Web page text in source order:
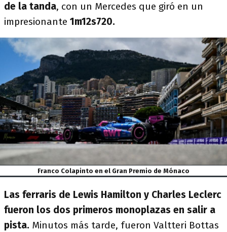
de la tanda, con un Mercedes que giró en un
impresionante 1m12s720.
Franco Colapinto en el Gran Premio de Mónaco
Las ferraris de Lewis Hamilton y Charles Leclerc
fueron los dos primeros monoplazas en salir a
pista. Minutos más tarde, fueron Valtteri Bottas